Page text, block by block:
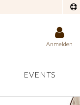
Anmelden
EVENTS